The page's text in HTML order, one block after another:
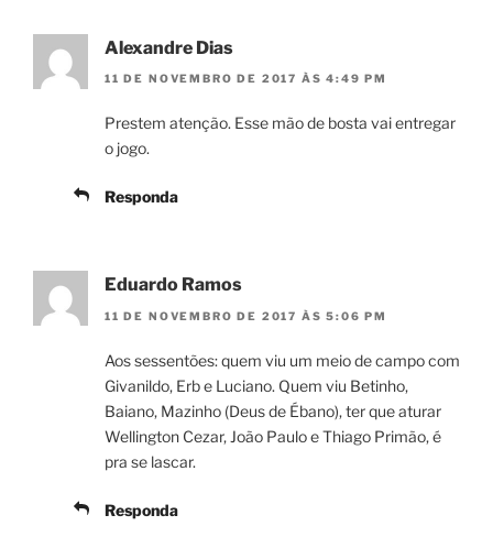
Alexandre Dias
11 DE NOVEMBRO DE 2017 ÀS 4:49 PM
Prestem atenção. Esse mão de bosta vai entregar
o jogo.
Responda
Eduardo Ramos
11 DE NOVEMBRO DE 2017 ÀS 5:06 PM
Aos sessentões: quem viu um meio de campo com
Givanildo, Erb e Luciano. Quem viu Betinho,
Baiano, Mazinho (Deus de Ébano), ter que aturar
Wellington Cezar, João Paulo e Thiago Primão, é
pra se lascar.
Responda